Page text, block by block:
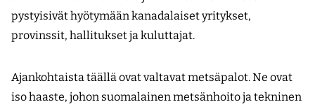
pystyisivät hyötymään kanadalaiset yritykset,
provinssit, hallitukset ja kuluttajat.
Ajankohtaista täällä ovat valtavat metsäpalot. Ne ovat
iso haaste, johon suomalainen metsänhoito ja tekninen